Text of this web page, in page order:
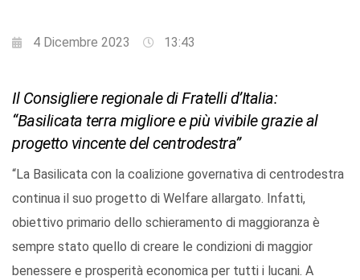
4 Dicembre 2023 13:43
Il Consigliere regionale di Fratelli d’Italia:
“Basilicata terra migliore e più vivibile grazie al
progetto vincente del centrodestra”
“La Basilicata con la coalizione governativa di centrodestra
continua il suo progetto di Welfare allargato. Infatti,
obiettivo primario dello schieramento di maggioranza è
sempre stato quello di creare le condizioni di maggior
benessere e prosperità economica per tutti i lucani. A